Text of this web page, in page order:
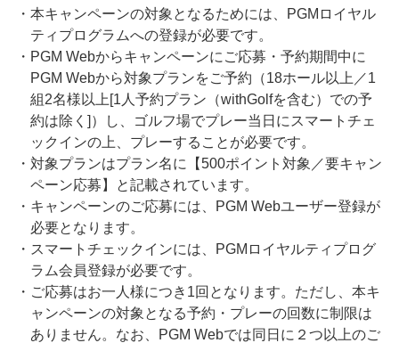
・本キャンペーンの対象となるためには、PGMロイヤル
ティプログラムへの登録が必要です。
・PGM Webからキャンペーンにご応募・予約期間中に
PGM Webから対象プランをご予約（18ホール以上／1
組2名様以上[1人予約プラン（withGolfを含む）での予
約は除く]）し、ゴルフ場でプレー当日にスマートチェ
ックインの上、プレーすることが必要です。
・対象プランはプラン名に【500ポイント対象／要キャン
ペーン応募】と記載されています。
・キャンペーンのご応募には、PGM Webユーザー登録が
必要となります。
・スマートチェックインには、PGMロイヤルティプログ
ラム会員登録が必要です。
・ご応募はお一人様につき1回となります。ただし、本キ
ャンペーンの対象となる予約・プレーの回数に制限は
ありません。なお、PGM Webでは同日に２つ以上のご